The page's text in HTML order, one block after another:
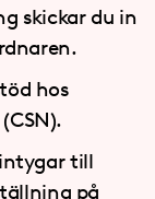
skickar du in
hos
till
på